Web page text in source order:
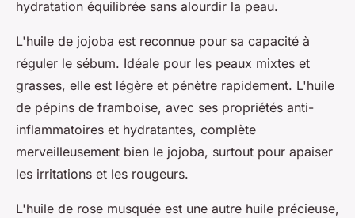
hydratation équilibrée sans alourdir la peau.
L'huile de jojoba est reconnue pour sa capacité à
réguler le sébum. Idéale pour les peaux mixtes et
grasses, elle est légère et pénètre rapidement. L'huile
de pépins de framboise, avec ses propriétés anti-
inflammatoires et hydratantes, complète
merveilleusement bien le jojoba, surtout pour apaiser
les irritations et les rougeurs.
L'huile de rose musquée est une autre huile précieuse,